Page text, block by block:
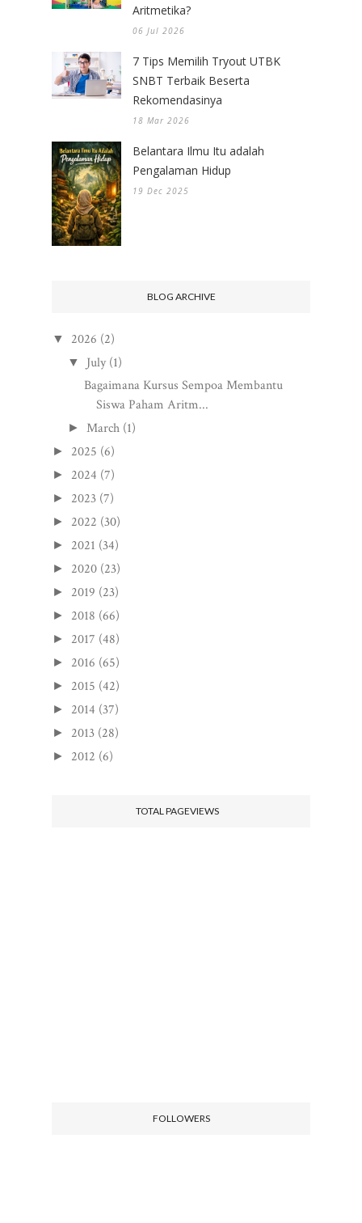
Aritmetika?
06 Jul 2026
7 Tips Memilih Tryout UTBK
SNBT Terbaik Beserta
Rekomendasinya
18 Mar 2026
Belantara Ilmu Itu adalah
Pengalaman Hidup
19 Dec 2025
BLOG ARCHIVE
▼ 2026 (2)
▼ July (1)
Bagaimana Kursus Sempoa Membantu
Siswa Paham Aritm...
► March (1)
► 2025 (6)
► 2024 (7)
► 2023 (7)
► 2022 (30)
► 2021 (34)
► 2020 (23)
► 2019 (23)
► 2018 (66)
► 2017 (48)
► 2016 (65)
► 2015 (42)
► 2014 (37)
► 2013 (28)
► 2012 (6)
TOTAL PAGEVIEWS
FOLLOWERS